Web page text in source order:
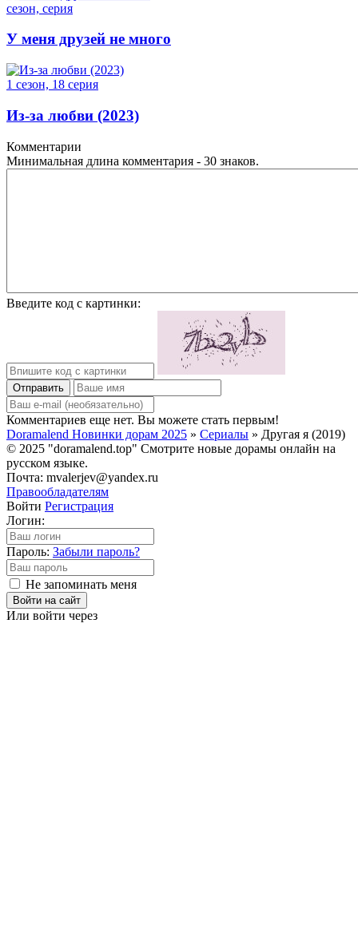
сезон, серия
У меня друзей не много
1 сезон, 18 серия
Из-за любви (2023)
Комментарии
Минимальная длина комментария - 30 знаков.
Введите код с картинки:
Отправить
Комментариев еще нет. Вы можете стать первым!
Doramalend Новинки дорам 2025 » Сериалы » Другая я (2019)
© 2025 "doramalend.top" Смотрите новые дорамы онлайн на
русском языке.
Почта: mvalerjev@yandex.ru
Правообладателям
Войти Регистрация
Логин:
Пароль: Забыли пароль?
Не запоминать меня
Войти на сайт
Или войти через